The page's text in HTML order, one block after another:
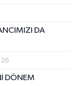
DA
DÖNEM